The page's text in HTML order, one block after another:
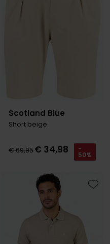
Scotland Blue
Short beige
€ 69,95€ 34,98 -
50%
aan favorieten